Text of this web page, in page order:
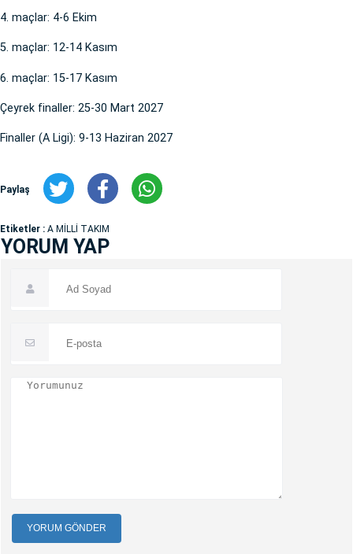
4. maçlar: 4-6 Ekim
5. maçlar: 12-14 Kasım
6. maçlar: 15-17 Kasım
Çeyrek finaller: 25-30 Mart 2027
Finaller (A Ligi): 9-13 Haziran 2027
Paylaş
Etiketler : A MİLLİ TAKIM
YORUM YAP
YORUM GÖNDER